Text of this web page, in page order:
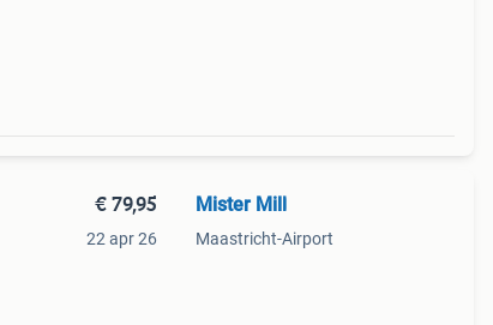
€ 79,95
22 apr 26
Mister Mill
Maastricht-Airport